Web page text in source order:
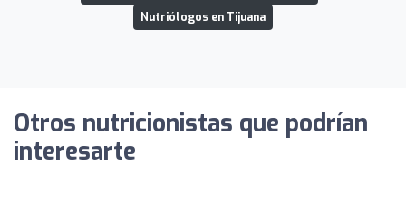
Nutriólogos en Tijuana
Otros nutricionistas que podrían
interesarte